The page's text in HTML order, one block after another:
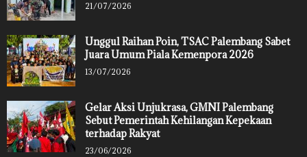
21/07/2026
Unggul Raihan Poin, TSAC Palembang Sabet
Juara Umum Piala Kemenpora 2026
13/07/2026
Gelar Aksi Unjukrasa, GMNI Palembang
Sebut Pemerintah Kehilangan Kepekaan
terhadap Rakyat
23/06/2026